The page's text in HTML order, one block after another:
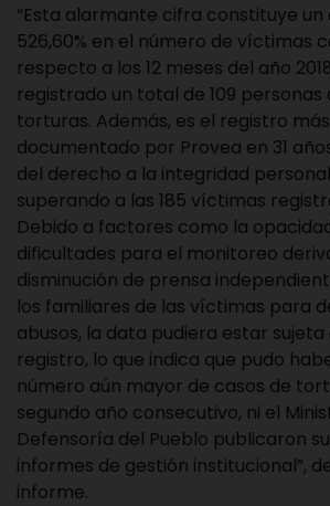
“Esta alarmante cifra constituye
526,60% en el número de víctimas
respecto a los 12 meses del año
registrado un total de 109
torturas. Además, es el registro
documentado por Provea en 31
del derecho a la integridad
superando a las 185 víctimas
Debido a factores como la
dificultades para el monitoreo
disminución de prensa
los familiares de las víctimas para
abusos, la data pudiera estar sujeta
registro, lo que indica que pudo
número aún mayor de casos de
segundo año consecutivo, ni el
Defensoría del Pueblo publicaron
informes de gestión institucional”,
informe.